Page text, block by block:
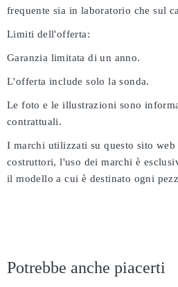
frequente sia in laboratorio che sul
Limiti dell'offerta:
Garanzia limitata di un anno.
L'offerta include solo la sonda.
Le foto e le illustrazioni sono
contrattuali.
I marchi utilizzati su questo sito
costruttori, l'uso dei marchi è
il modello a cui è destinato ogni
Potrebbe anche piacerti